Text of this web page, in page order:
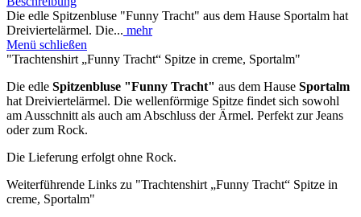
Die edle Spitzenbluse "Funny Tracht" aus dem Hause Sportalm hat
Dreiviertelärmel. Die... mehr
Menü schließen
"Trachtenshirt „Funny Tracht“ Spitze in creme, Sportalm"
Die edle Spitzenbluse "Funny Tracht" aus dem Hause Sportalm
hat Dreiviertelärmel. Die wellenförmige Spitze findet sich sowohl
am Ausschnitt als auch am Abschluss der Ärmel. Perfekt zur Jeans
oder zum Rock.
Die Lieferung erfolgt ohne Rock.
Weiterführende Links zu "Trachtenshirt „Funny Tracht“ Spitze in
creme, Sportalm"